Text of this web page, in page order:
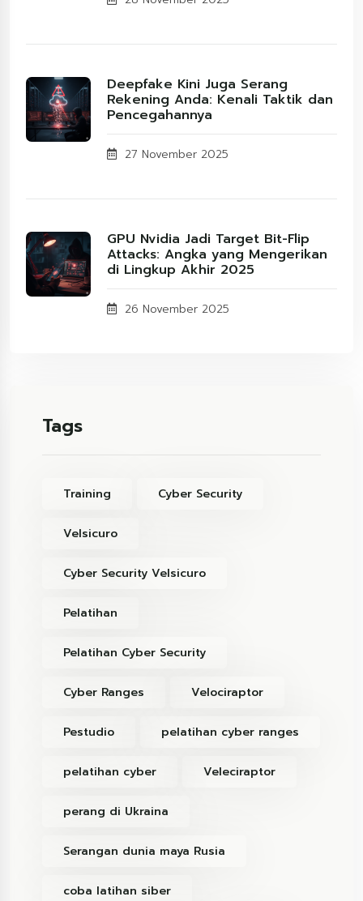
Deepfake Kini Juga Serang
Rekening Anda: Kenali Taktik dan
Pencegahannya
27 November 2025
GPU Nvidia Jadi Target Bit-Flip
Attacks: Angka yang Mengerikan
di Lingkup Akhir 2025
26 November 2025
Tags
Training Cyber Security
Velsicuro
Cyber Security Velsicuro
Pelatihan
Pelatihan Cyber Security
Cyber Ranges Velociraptor
Pestudio pelatihan cyber ranges
pelatihan cyber Veleciraptor
perang di Ukraina
Serangan dunia maya Rusia
coba latihan siber